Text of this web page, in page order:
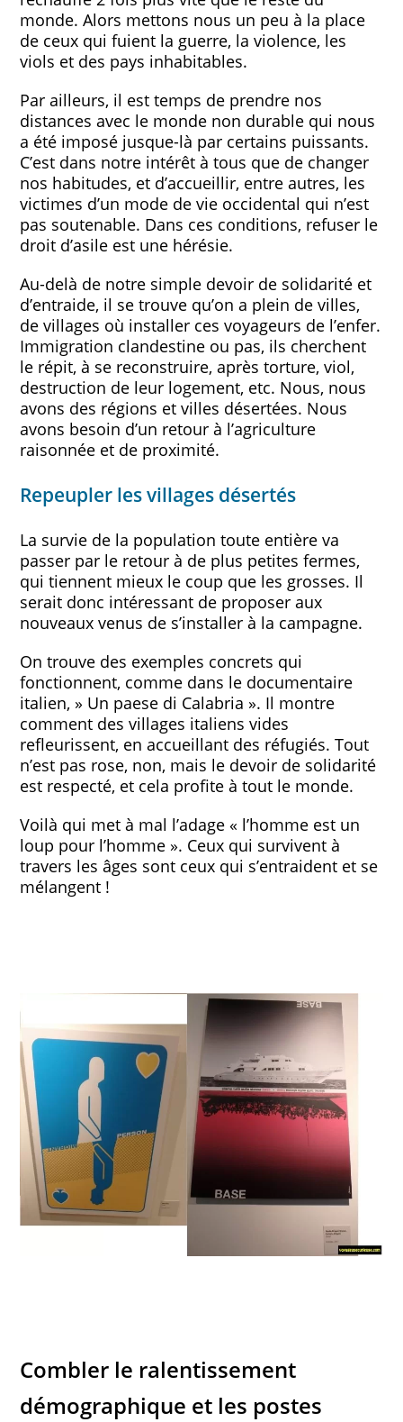
monde. Alors mettons nous un peu à la place
de ceux qui fuient la guerre, la violence, les
viols et des pays inhabitables.
Par ailleurs, il est temps de prendre nos
distances avec le monde non durable qui nous
a été imposé jusque-là par certains puissants.
C’est dans notre intérêt à tous que de changer
nos habitudes, et d’accueillir, entre autres, les
victimes d’un mode de vie occidental qui n’est
pas soutenable. Dans ces conditions, refuser le
droit d’asile est une hérésie.
Au-delà de notre simple devoir de solidarité et
d’entraide, il se trouve qu’on a plein de villes,
de villages où installer ces voyageurs de l’enfer.
Immigration clandestine ou pas, ils cherchent
le répit, à se reconstruire, après torture, viol,
destruction de leur logement, etc. Nous, nous
avons des régions et villes désertées. Nous
avons besoin d’un retour à l’agriculture
raisonnée et de proximité.
Repeupler les villages désertés
La survie de la population toute entière va
passer par le retour à de plus petites fermes,
qui tiennent mieux le coup que les grosses. Il
serait donc intéressant de proposer aux
nouveaux venus de s’installer à la campagne.
On trouve des exemples concrets qui
fonctionnent, comme dans le documentaire
italien, » Un paese di Calabria ». Il montre
comment des villages italiens vides
refleurissent, en accueillant des réfugiés. Tout
n’est pas rose, non, mais le devoir de solidarité
est respecté, et cela profite à tout le monde.
Voilà qui met à mal l’adage « l’homme est un
loup pour l’homme ». Ceux qui survivent à
travers les âges sont ceux qui s’entraident et se
mélangent !
Combler le ralentissement
démographique et les postes